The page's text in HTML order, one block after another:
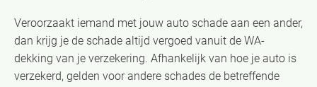
Veroorzaakt iemand met jouw auto schade aan een ander,
dan krijg je de schade altijd vergoed vanuit de WA-
dekking van je verzekering. Afhankelijk van hoe je auto is
verzekerd, gelden voor andere schades de betreffende